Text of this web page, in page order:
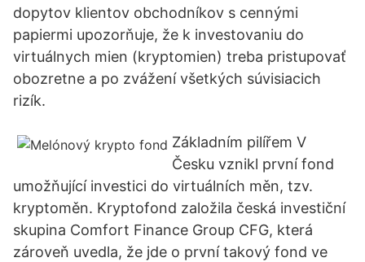
dopytov klientov obchodníkov s cennými
papiermi upozorňuje, že k investovaniu do
virtuálnych mien (kryptomien) treba pristupovať
obozretne a po zvážení všetkých súvisiacich
rizík.
Základním pilířem V
Česku vznikl první fond
umožňující investici do virtuálních měn, tzv.
kryptoměn. Kryptofond založila česká investiční
skupina Comfort Finance Group CFG, která
zároveň uvedla, že jde o první takový fond ve